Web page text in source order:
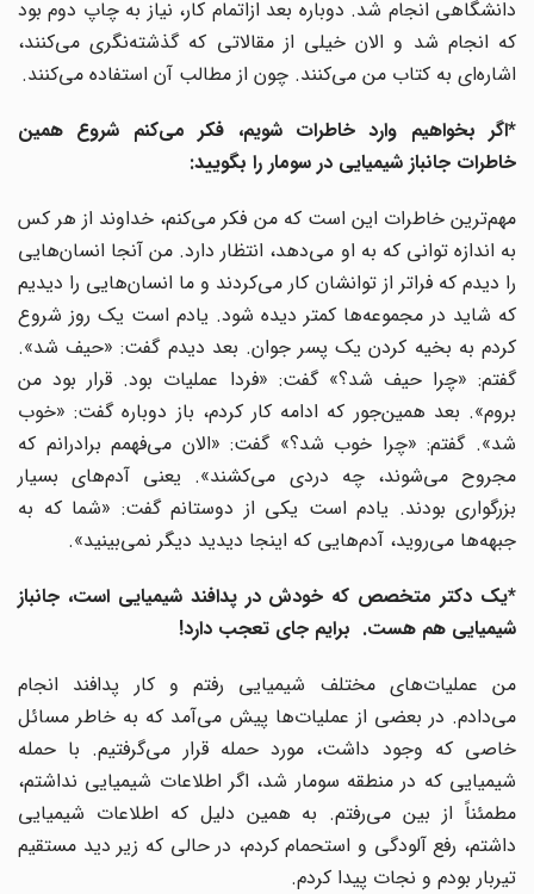
دانشگاهی انجام شد. دوباره بعد ازاتمام کار، نیاز به چاپ دوم بود
که انجام شد و الان خیلی از مقالاتی که گذشته‌نگری می‌کنند،
اشاره‌ای به کتاب من می‌کنند. چون از مطالب آن استفاده می‌کنند.
*اگر بخواهیم وارد خاطرات شویم، فکر می‌کنم شروع همین
خاطرات جانباز شیمیایی در سومار را بگویید:
مهم‌ترین خاطرات این است که من فکر می‌کنم، خداوند از هر کس
به اندازه توانی که به او می‌دهد، انتظار دارد. من آنجا انسان‌هایی
را دیدم که فراتر از توانشان کار می‌کردند و ما انسان‌هایی را دیدیم
که شاید در مجموعه‌ها کمتر دیده شود. یادم است یک روز شروع
کردم به بخیه کردن یک پسر جوان. بعد دیدم گفت: «حیف شد».
گفتم: «چرا حیف شد؟» گفت: «فردا عملیات بود. قرار بود من
بروم». بعد همین‌جور که ادامه کار کردم، باز دوباره گفت: «خوب
شد». گفتم: «چرا خوب شد؟» گفت: «الان می‌فهمم برادرانم که
مجروح می‌شوند، چه دردی می‌کشند». یعنی آدم‌های بسیار
بزرگواری بودند. یادم است یکی از دوستانم گفت: «شما که به
جبهه‌ها می‌روید، آدم‌هایی که اینجا دیدید دیگر نمی‌بینید».
*یک دکتر متخصص که خودش در پدافند شیمیایی است، جانباز
شیمیایی هم هست. برایم جای تعجب دارد!
من عملیات‌های مختلف شیمیایی رفتم و کار پدافند انجام
می‌دادم. در بعضی از عملیات‌ها پیش می‌آمد که به خاطر مسائل
خاصی که وجود داشت، مورد حمله قرار می‌گرفتیم. با حمله
شیمیایی که در منطقه سومار شد، اگر اطلاعات شیمیایی نداشتم،
مطمئناً از بین می‌رفتم. به همین دلیل که اطلاعات شیمیایی
داشتم، رفع آلودگی و استحمام کردم، در حالی که زیر دید مستقیم
تیربار بودم و نجات پیدا کردم.